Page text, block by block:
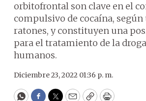
orbitofrontal son clave en el
compulsivo de cocaína,
ratones, y constituyen una
para el tratamiento de la
humanos.
Diciembre 23, 2022 01:36 p. m.